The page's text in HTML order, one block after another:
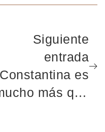
Siguiente
entrada
Constantina es
más que